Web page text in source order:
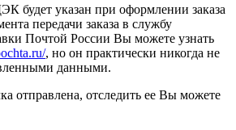
будет указан при оформлении заказа
передачи заказа в службу
Почтой России Вы можете узнать
, но он практически никогда не
данными.
отправлена, отследить ее Вы можете